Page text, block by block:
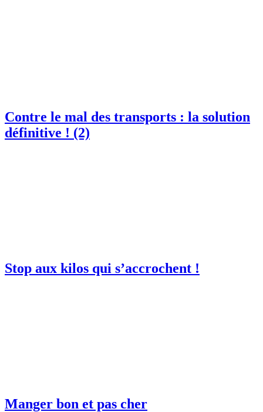
Contre le mal des transports : la solution
définitive ! (2)
Stop aux kilos qui s’accrochent !
Manger bon et pas cher